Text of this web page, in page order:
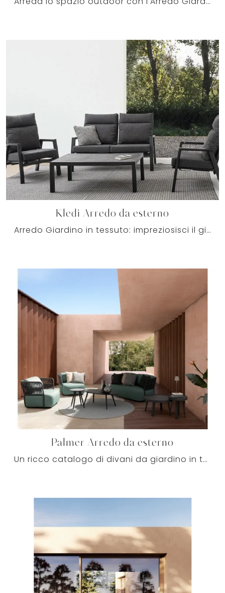
Kledi Arredo da esterno
Arredo Giardino in tessuto: impreziosisci il giardino con diverse soluzioni di divani da giardino della firma Bizzotto.
Palmer Arredo da esterno
Un ricco catalogo di divani da giardino in tessuto ti aspetta nel nostro showroom: clicca e scopri il modello Palmer Arredo da esterno di Bizzotto.